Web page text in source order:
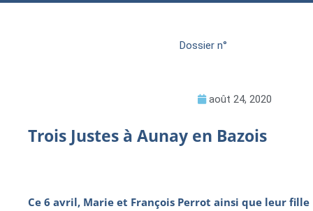
Dossier n°
août 24, 2020
Trois Justes à Aunay en Bazois
Ce 6 avril, Marie et François Perrot ainsi que leur